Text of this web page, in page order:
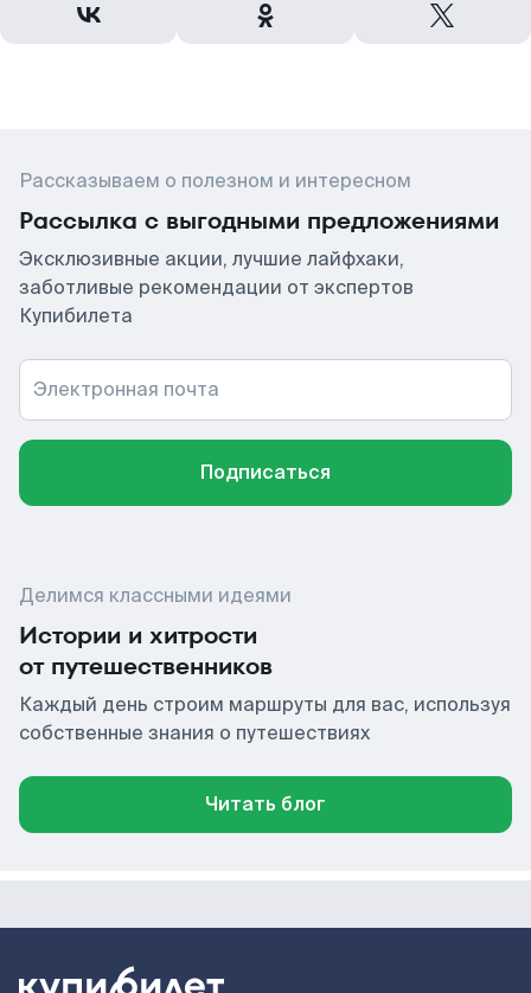
Рассказываем о полезном и интересном
Рассылка с выгодными предложениями
Эксклюзивные акции, лучшие лайфхаки,
заботливые рекомендации от экспертов
Купибилета
Электронная почта
Подписаться
Делимся классными идеями
Истории и хитрости
от путешественников
Каждый день строим маршруты для вас, используя
собственные знания о путешествиях
Читать блог